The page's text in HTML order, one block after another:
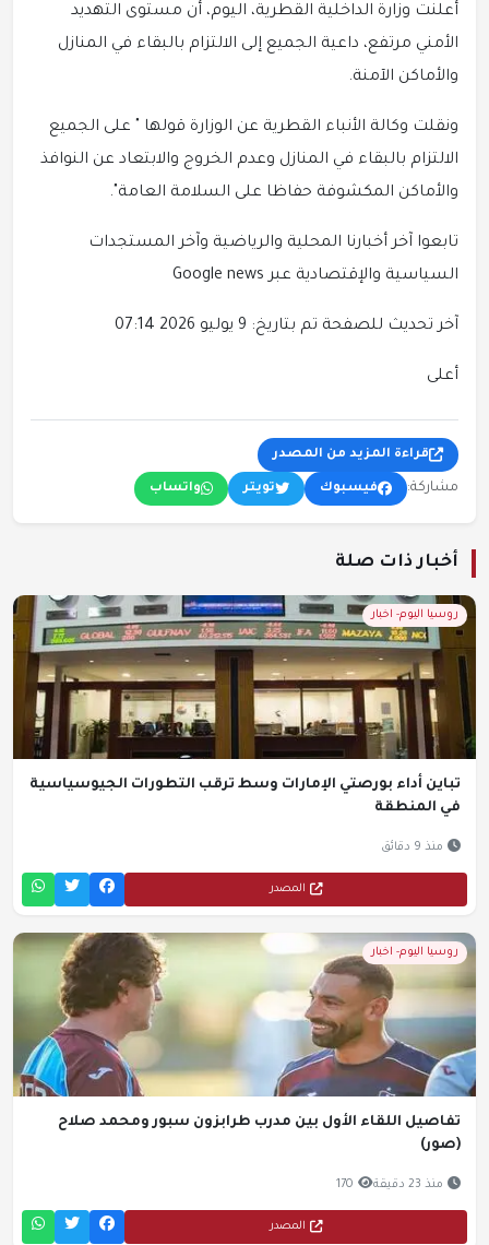
أعلنت وزارة الداخلية القطرية، اليوم، أن مستوى التهديد
الأمني مرتفع، داعية الجميع إلى الالتزام بالبقاء في المنازل
والأماكن الآمنة.
ونقلت وكالة الأنباء القطرية عن الوزارة قولها " على الجميع
الالتزام بالبقاء في المنازل وعدم الخروج والابتعاد عن النوافذ
والأماكن المكشوفة حفاظا على السلامة العامة".
تابعوا آخر أخبارنا المحلية والرياضية وآخر المستجدات
السياسية والإقتصادية عبر Google news
آخر تحديث للصفحة تم بتاريخ: 9 يوليو 2026 07:14
أعلى
قراءة المزيد من المصدر
مشاركة: فيسبوك تويتر واتساب
أخبار ذات صلة
روسيا اليوم- اخبار
تباين أداء بورصتي الإمارات وسط ترقب التطورات الجيوسياسية
في المنطقة
منذ 9 دقائق
المصدر
روسيا اليوم- اخبار
تفاصيل اللقاء الأول بين مدرب طرابزون سبور ومحمد صلاح
(صور)
منذ 23 دقيقة 170
المصدر